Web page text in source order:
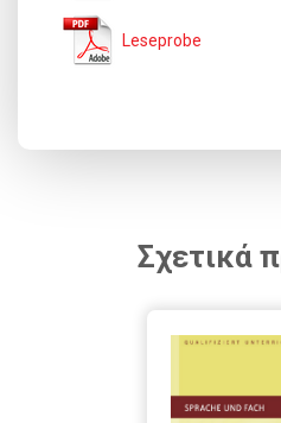
Leseprobe
Σχετικά